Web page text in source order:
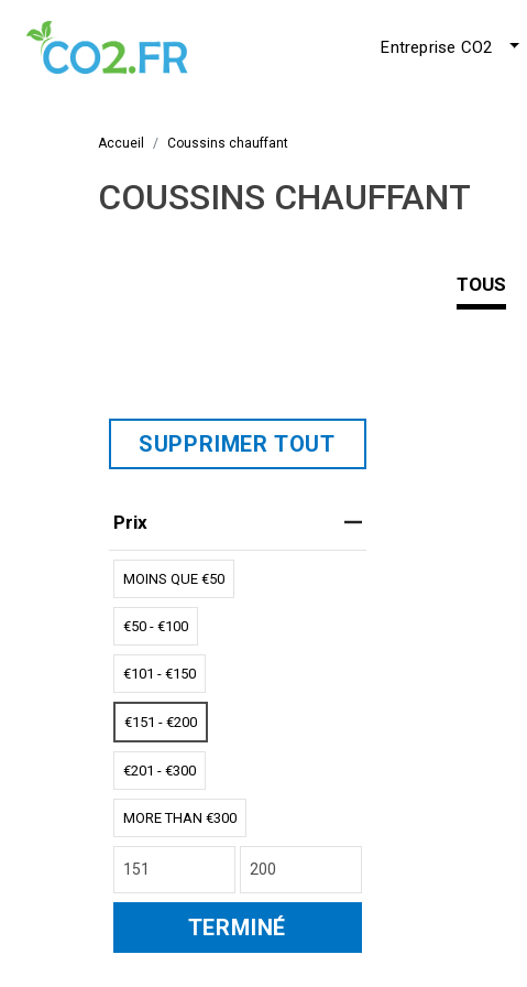
Entreprise CO2
Accueil Coussins chauffant
COUSSINS CHAUFFANT
TOUS
SUPPRIMER TOUT
Prix
MOINS QUE €50
€50 - €100
€101 - €150
€151 - €200
€201 - €300
MORE THAN €300
TERMINÉ